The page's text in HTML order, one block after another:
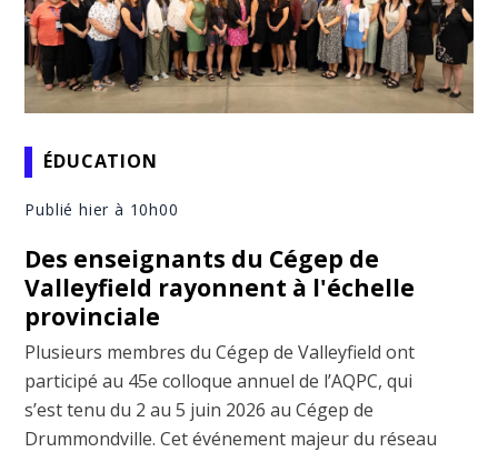
ÉDUCATION
Publié hier à 10h00
Des enseignants du Cégep de
Valleyfield rayonnent à l'échelle
provinciale
Plusieurs membres du Cégep de Valleyfield ont
participé au 45e colloque annuel de l’AQPC, qui
s’est tenu du 2 au 5 juin 2026 au Cégep de
Drummondville. Cet événement majeur du réseau